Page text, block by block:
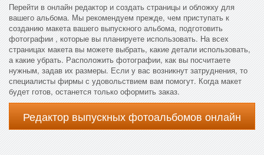
Перейти в онлайн редактор и создать страницы и обложку для
вашего альбома. Мы рекомендуем прежде, чем приступать к
созданию макета вашего выпускного альбома, подготовить
фотографии , которые вы планируете использовать. На всех
страницах макета вы можете выбрать, какие детали использовать,
а какие убрать. Расположить фотографии, как вы посчитаете
нужным, задав их размеры. Если у вас возникнут затруднения, то
специалисты фирмы с удовольствием вам помогут. Когда макет
будет готов, останется только оформить заказ.
Редактор выпускных фотоальбомов онлайн